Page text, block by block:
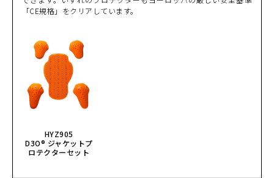
「CE規格」をクリアしています。
HYZ905
D3O® ジャケットプ
ロテクターセット